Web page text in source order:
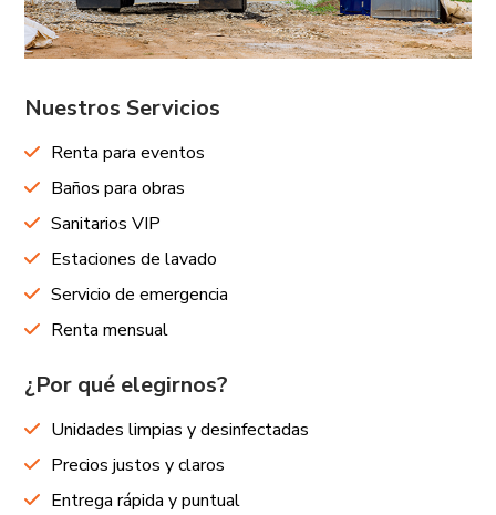
Nuestros Servicios
Renta para eventos
Baños para obras
Sanitarios VIP
Estaciones de lavado
Servicio de emergencia
Renta mensual
¿Por qué elegirnos?
Unidades limpias y desinfectadas
Precios justos y claros
Entrega rápida y puntual